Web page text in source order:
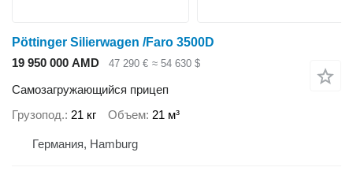
Pöttinger Silierwagen /Faro 3500D
19 950 000 AMD
47 290 € ≈ 54 630 $
Самозагружающийся прицеп
Грузопод. 21 кг Объем 21 м³
Германия, Hamburg